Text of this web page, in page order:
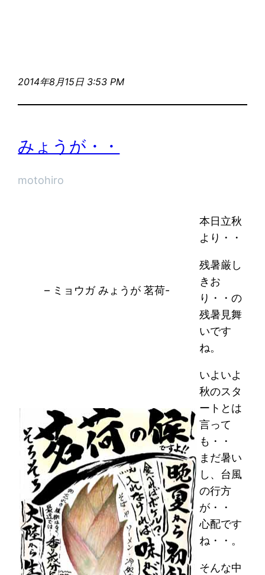
2014年8月15日 3:53 PM
みょうが・・
motohiro
– ミョウガ みょうが 茗荷-
本日立秋
より・・
残暑厳し
きお
り・・の
残暑見舞
いです
ね。
いよいよ
秋のスタ
ートとは
言って
も・・
まだ暑い
し、台風
の行方
が・・
心配です
ね・・。
そんな中